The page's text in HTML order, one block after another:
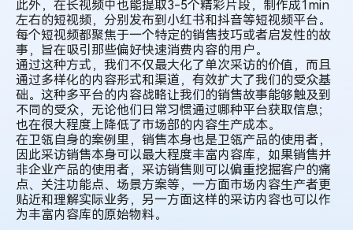
此外，在长视频中也能提取3-5个精彩片段，制作成1min
左右的短视频，分别发布到小红书和抖音等短视频平台。
每个短视频都聚焦于一个特定的销售技巧或者启发性的故
事，旨在吸引那些偏好快速消费内容的用户。
通过这种方式，我们不仅最大化了单次采访的价值，而且
通过多样化的内容形式和渠道，有效扩大了我们的受众基
础。这种多平台的内容战略让我们的销售故事能够触及到
不同的受众，无论他们日常习惯通过哪种平台获取信息；
也在很大程度上降低了市场部的内容生产成本。
在卫瓴自身的案例里，销售本身也是卫瓴产品的使用者，
因此采访销售本身可以最大程度丰富内容库，如果销售并
非企业产品的使用者，采访销售则可以偏重挖掘客户的痛
点、关注功能点、场景方案等，一方面市场内容生产者更
贴近和理解实际业务，另一方面这样的采访内容也可以作
为丰富内容库的原始物料。